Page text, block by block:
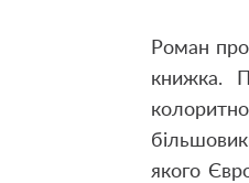
Роман
книжка.
якого